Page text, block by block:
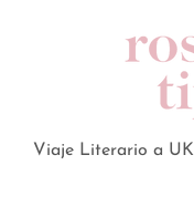
Viaje Literario a UK